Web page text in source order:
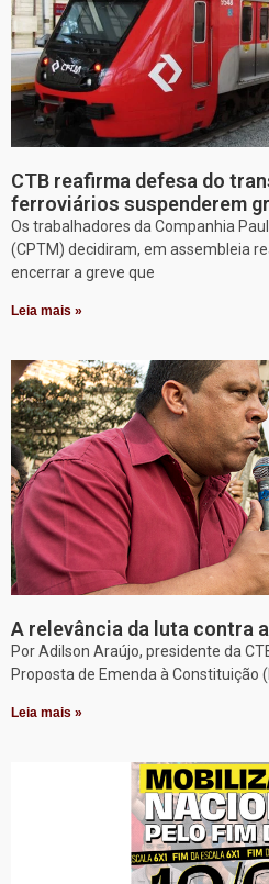
CTB reafirma defesa do
ferroviários suspenderem
Os trabalhadores da Companhia
(CPTM) decidiram, em assembleia
encerrar a greve que
Leia mais »
A relevância da luta contra
Por Adilson Araújo, presidente da
Proposta de Emenda à Constituição
Leia mais »